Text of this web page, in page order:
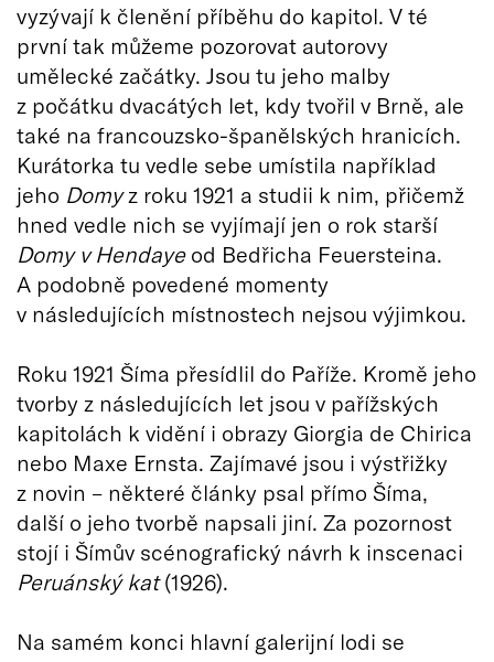
vyzývají k členění příběhu do kapitol. V té
první tak můžeme pozorovat autorovy
umělecké začátky. Jsou tu jeho malby
z počátku dvacátých let, kdy tvořil v Brně, ale
také na francouzsko-španělských hranicích.
Kurátorka tu vedle sebe umístila například
jeho Domyz roku 1921 a studii k nim, přičemž
hned vedle nich se vyjímají jen o rok starší
Domy v Hendayeod Bedřicha Feuersteina.
A podobně povedené momenty
v následujících místnostech nejsou výjimkou.
Roku 1921 Šíma přesídlil do Paříže. Kromě jeho
tvorby z následujících let jsou v pařížských
kapitolách k vidění i obrazy Giorgia de Chirica
nebo Maxe Ernsta. Zajímavé jsou i výstřižky
z novin – některé články psal přímo Šíma,
další o jeho tvorbě napsali jiní. Za pozornost
stojí i Šímův scénografický návrh k inscenaci
Peruánský kat(1926).
Na samém konci hlavní galerijní lodi se